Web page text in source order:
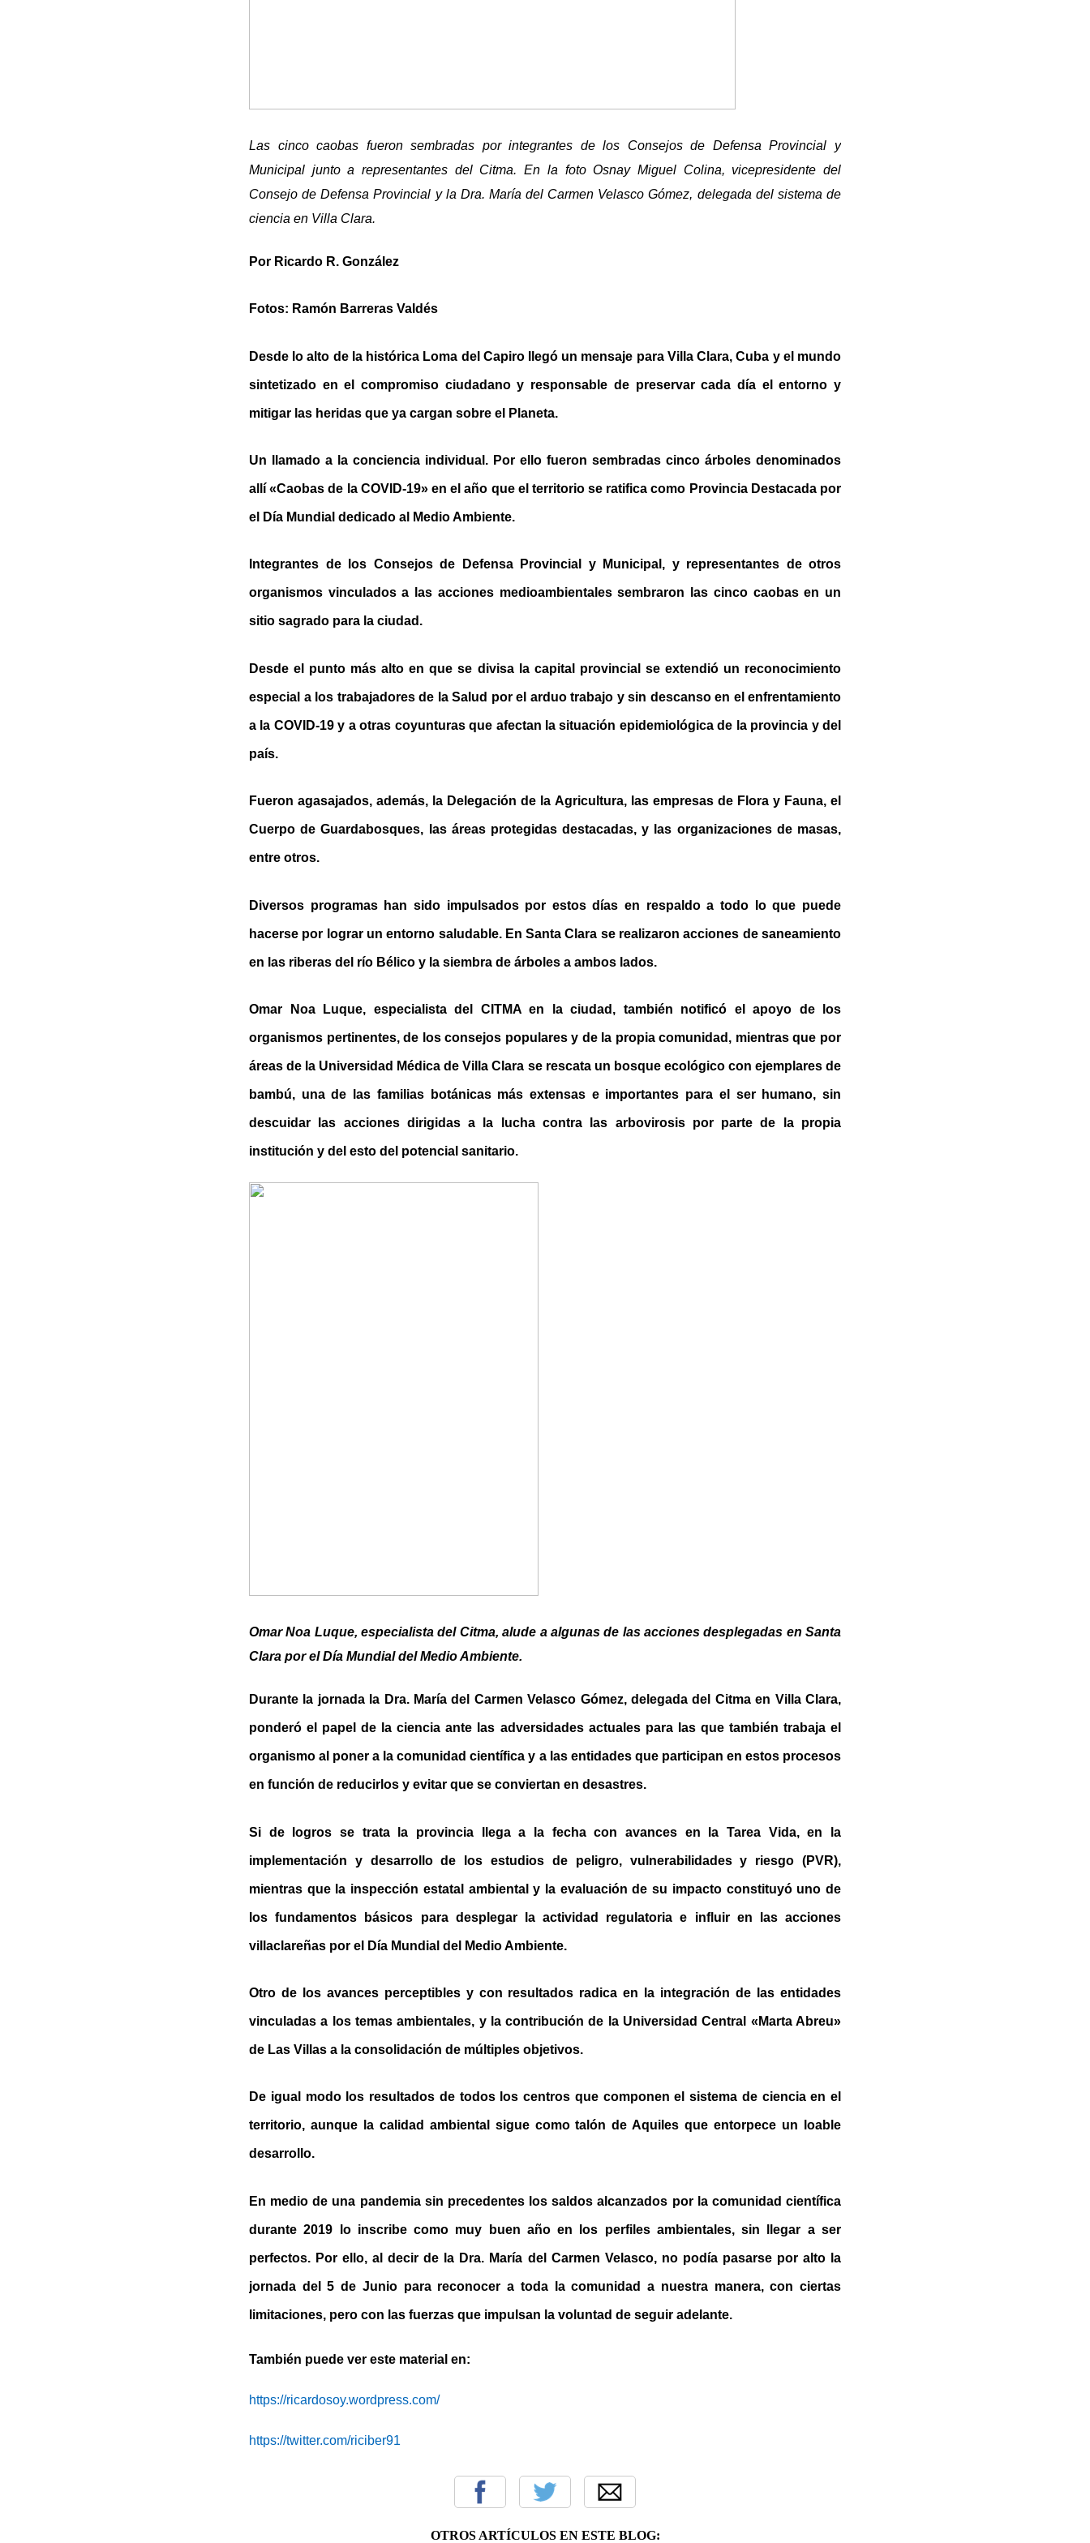
Las cinco caobas fueron sembradas por integrantes de los Consejos de Defensa Provincial y
Municipal junto a representantes del Citma. En la foto Osnay Miguel Colina, vicepresidente del
Consejo de Defensa Provincial y la Dra. María del Carmen Velasco Gómez, delegada del sistema de
ciencia en Villa Clara.
Por Ricardo R. González
Fotos: Ramón Barreras Valdés
Desde lo alto de la histórica Loma del Capiro llegó un mensaje para Villa Clara, Cuba y el mundo
sintetizado en el compromiso ciudadano y responsable de preservar cada día el entorno y
mitigar las heridas que ya cargan sobre el Planeta.
Un llamado a la conciencia individual. Por ello fueron sembradas cinco árboles denominados
allí «Caobas de la COVID-19» en el año que el territorio se ratifica como Provincia Destacada por
el Día Mundial dedicado al Medio Ambiente.
Integrantes de los Consejos de Defensa Provincial y Municipal, y representantes de otros
organismos vinculados a las acciones medioambientales sembraron las cinco caobas en un
sitio sagrado para la ciudad.
Desde el punto más alto en que se divisa la capital provincial se extendió un reconocimiento
especial a los trabajadores de la Salud por el arduo trabajo y sin descanso en el enfrentamiento
a la COVID-19 y a otras coyunturas que afectan la situación epidemiológica de la provincia y del
país.
Fueron agasajados, además, la Delegación de la Agricultura, las empresas de Flora y Fauna, el
Cuerpo de Guardabosques, las áreas protegidas destacadas, y las organizaciones de masas,
entre otros.
Diversos programas han sido impulsados por estos días en respaldo a todo lo que puede
hacerse por lograr un entorno saludable. En Santa Clara se realizaron acciones de saneamiento
en las riberas del río Bélico y la siembra de árboles a ambos lados.
Omar Noa Luque, especialista del CITMA en la ciudad, también notificó el apoyo de los
organismos pertinentes, de los consejos populares y de la propia comunidad, mientras que por
áreas de la Universidad Médica de Villa Clara se rescata un bosque ecológico con ejemplares de
bambú, una de las familias botánicas más extensas e importantes para el ser humano, sin
descuidar las acciones dirigidas a la lucha contra las arbovirosis por parte de la propia
institución y del esto del potencial sanitario.
Omar Noa Luque, especialista del Citma, alude a algunas de las acciones desplegadas en Santa
Clara por el Día Mundial del Medio Ambiente.
Durante la jornada la Dra. María del Carmen Velasco Gómez, delegada del Citma en Villa Clara,
ponderó el papel de la ciencia ante las adversidades actuales para las que también trabaja el
organismo al poner a la comunidad científica y a las entidades que participan en estos procesos
en función de reducirlos y evitar que se conviertan en desastres.
Si de logros se trata la provincia llega a la fecha con avances en la Tarea Vida, en la
implementación y desarrollo de los estudios de peligro, vulnerabilidades y riesgo (PVR),
mientras que la inspección estatal ambiental y la evaluación de su impacto constituyó uno de
los fundamentos básicos para desplegar la actividad regulatoria e influir en las acciones
villaclareñas por el Día Mundial del Medio Ambiente.
Otro de los avances perceptibles y con resultados radica en la integración de las entidades
vinculadas a los temas ambientales, y la contribución de la Universidad Central «Marta Abreu»
de Las Villas a la consolidación de múltiples objetivos.
De igual modo los resultados de todos los centros que componen el sistema de ciencia en el
territorio, aunque la calidad ambiental sigue como talón de Aquiles que entorpece un loable
desarrollo.
En medio de una pandemia sin precedentes los saldos alcanzados por la comunidad científica
durante 2019 lo inscribe como muy buen año en los perfiles ambientales, sin llegar a ser
perfectos. Por ello, al decir de la Dra. María del Carmen Velasco, no podía pasarse por alto la
jornada del 5 de Junio para reconocer a toda la comunidad a nuestra manera, con ciertas
limitaciones, pero con las fuerzas que impulsan la voluntad de seguir adelante.
También puede ver este material en:
https://ricardosoy.wordpress.com/
https://twitter.com/riciber91
OTROS ARTÍCULOS EN ESTE BLOG: